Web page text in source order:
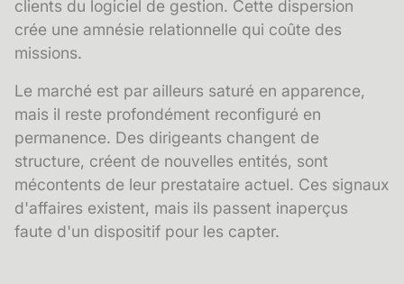
clients du logiciel de gestion. Cette dispersion
crée une amnésie relationnelle qui coûte des
missions.
Le marché est par ailleurs saturé en apparence,
mais il reste profondément reconfiguré en
permanence. Des dirigeants changent de
structure, créent de nouvelles entités, sont
mécontents de leur prestataire actuel. Ces signaux
d'affaires existent, mais ils passent inaperçus
faute d'un dispositif pour les capter.